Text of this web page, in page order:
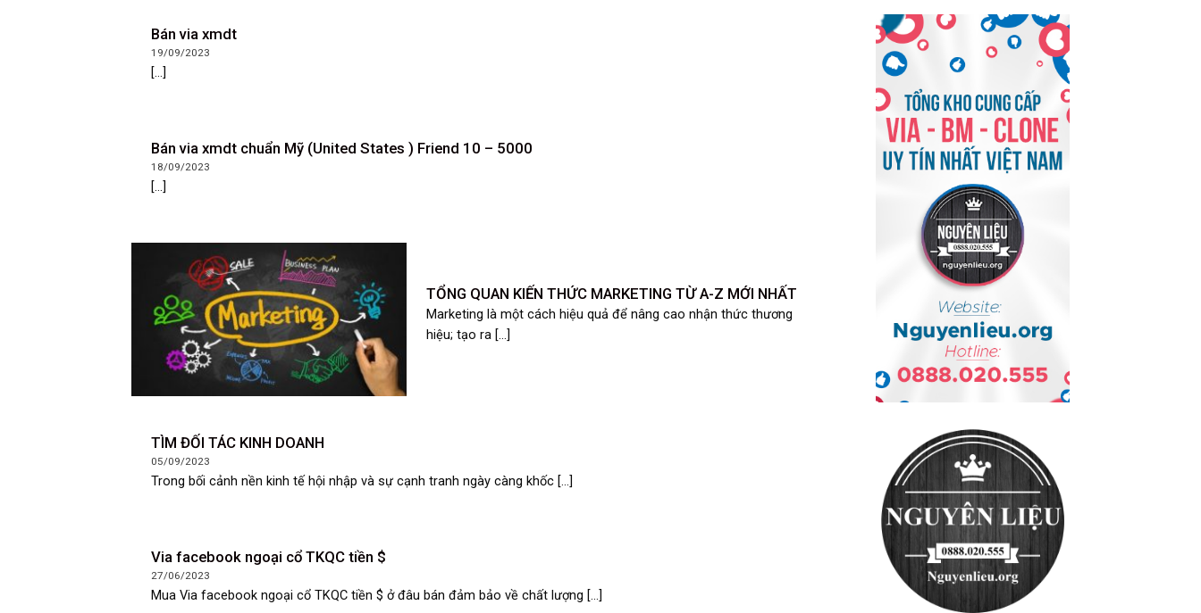
Bán via xmdt
19/09/2023
[...]
Bán via xmdt chuẩn Mỹ (United States ) Friend 10 – 5000
18/09/2023
[...]
TỔNG QUAN KIẾN THỨC MARKETING TỪ A-Z MỚI NHẤT
Marketing là một cách hiệu quả để nâng cao nhận thức thương
hiệu; tạo ra [...]
TÌM ĐỐI TÁC KINH DOANH
05/09/2023
Trong bối cảnh nền kinh tế hội nhập và sự cạnh tranh ngày càng khốc [...]
Via facebook ngoại cổ TKQC tiền $
27/06/2023
Mua Via facebook ngoại cổ TKQC tiền $ ở đâu bán đảm bảo về chất lượng [...]